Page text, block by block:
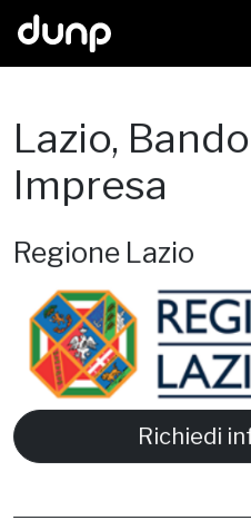
dunp
Lazio,
Impresa
Regione Lazio
Richiedi